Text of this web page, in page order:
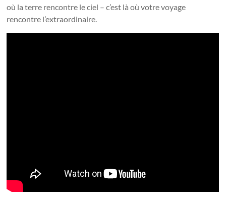
où la terre rencontre le ciel – c’est là où votre voyage
rencontre l’extraordinaire.